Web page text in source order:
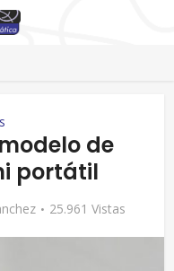
de
portátil
25.961 Vistas